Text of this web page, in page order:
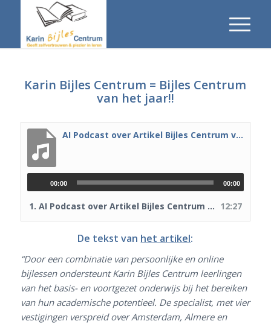
Karin Bijles Centrum = Bijles Centrum
van het jaar!!
AI Podcast over Artikel Bijles Centrum van het jaar
00:00 00:00
1. AI Podcast over Artikel Bijles Centrum van het jaar 12:27
De tekst van het artikel:
“Door een combinatie van persoonlijke en online
bijlessen ondersteunt Karin Bijles Centrum leerlingen
van het basis- en voortgezet onderwijs bij het bereiken
van hun academische potentieel. De specialist, met vier
vestigingen verspreid over Amsterdam, Almere en